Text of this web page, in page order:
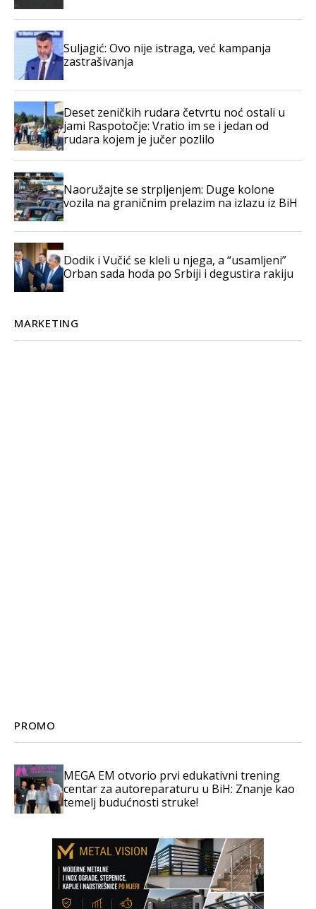
Suljagić: Ovo nije istraga, već kampanja
zastrašivanja
Deset zeničkih rudara četvrtu noć ostali u
jami Raspotočje: Vratio im se i jedan od
rudara kojem je jučer pozlilo
Naoružajte se strpljenjem: Duge kolone
vozila na graničnim prelazim na izlazu iz BiH
Dodik i Vučić se kleli u njega, a “usamljeni”
Orban sada hoda po Srbiji i degustira rakiju
MARKETING
PROMO
MEGA EM otvorio prvi edukativni trening
centar za autoreparaturu u BiH: Znanje kao
temelj budućnosti struke!